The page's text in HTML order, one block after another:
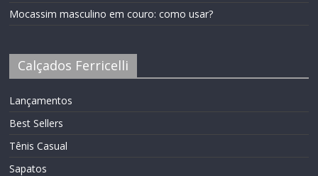
Mocassim masculino em couro: como usar?
Calçados Ferricelli
Lançamentos
Best Sellers
Tênis Casual
Sapatos